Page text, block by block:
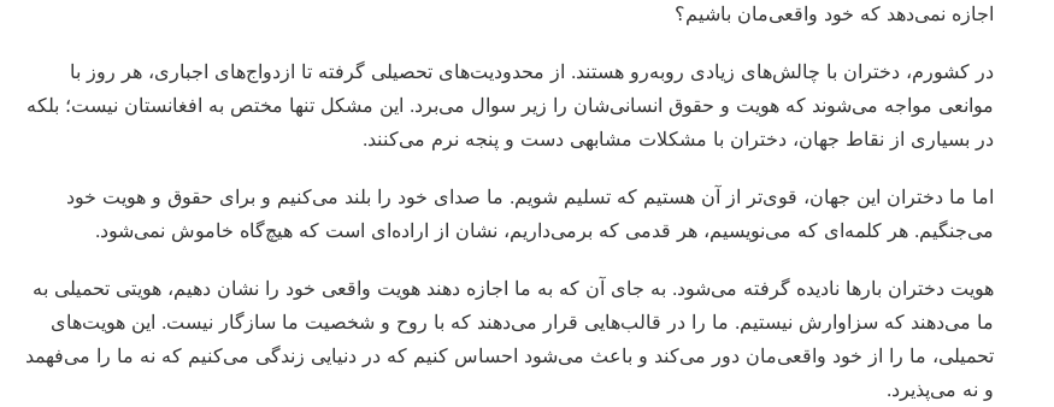
اجازه نمی‌دهد که خود واقعی‌مان باشیم؟
در کشورم، دختران با چالش‌های زیادی روبه‌رو هستند. از محدودیت‌های تحصیلی گرفته تا ازدواج‌های اجباری، هر روز با
موانعی مواجه می‌شوند که هویت و حقوق انسانی‌شان را زیر سوال می‌برد. این مشکل تنها مختص به افغانستان نیست؛ بلکه
در بسیاری از نقاط جهان، دختران با مشکلات مشابهی دست و پنجه نرم می‌کنند.
اما ما دختران این جهان، قوی‌تر از آن هستیم که تسلیم شویم. ما صدای خود را بلند می‌کنیم و برای حقوق و هویت خود
می‌جنگیم. هر کلمه‌ای که می‌نویسیم، هر قدمی که برمی‌داریم، نشان از اراده‌ای است که هیچ‌گاه خاموش نمی‌شود.
هویت دختران بارها نادیده گرفته می‌شود. به جای آن که به ما اجازه دهند هویت واقعی خود را نشان دهیم، هویتی تحمیلی به
ما می‌دهند که سزاوارش نیستیم. ما را در قالب‌هایی قرار می‌دهند که با روح و شخصیت ما سازگار نیست. این هویت‌های
تحمیلی، ما را از خود واقعی‌مان دور می‌کند و باعث می‌شود احساس کنیم که در دنیایی زندگی می‌کنیم که نه ما را می‌فهمد
و نه می‌پذیرد.